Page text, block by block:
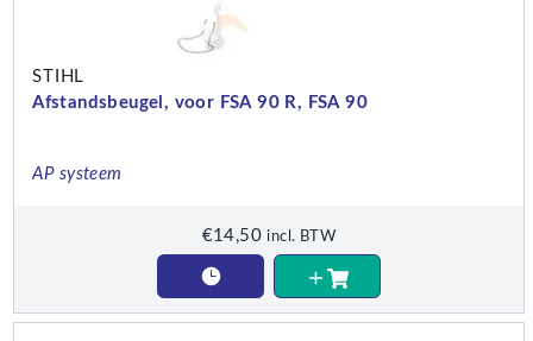
STIHL
Afstandsbeugel, voor FSA 90 R, FSA 90
AP systeem
€14,50 incl. BTW